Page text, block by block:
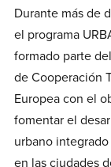
Durante más de
el programa
formado parte
de Cooperación
Europea con el
fomentar el
urbano
en las ciudades